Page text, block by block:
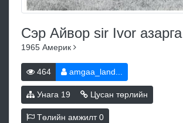
Сэр Айвор sir Ivor азарга
1965 Америк
464 amgaa_land...
Унага 19 Цусан төрлийн
Төлийн амжилт0